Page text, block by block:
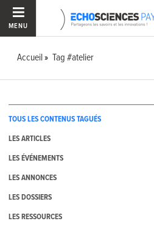
MENU
Accueil Tag #atelier
TOUS LES CONTENUS TAGUÉS
LES ARTICLES
LES ÉVÉNEMENTS
LES ANNONCES
LES DOSSIERS
LES RESSOURCES